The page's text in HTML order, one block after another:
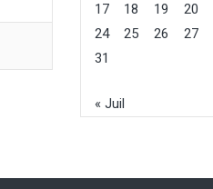
17
18 19 20
24
25 26 27
31
« Juil